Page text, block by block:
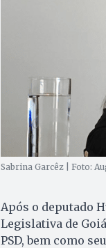
Sabrina Garcêz | Foto:
Após o deputado
Legislativa de
PSD, bem como